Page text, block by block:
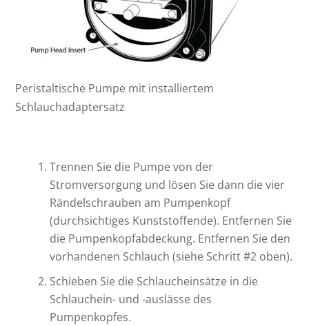
Peristaltische Pumpe mit installiertem
Schlauchadaptersatz
Trennen Sie die Pumpe von der
Stromversorgung und lösen Sie dann die vier
Rändelschrauben am Pumpenkopf
(durchsichtiges Kunststoffende). Entfernen Sie
die Pumpenkopfabdeckung. Entfernen Sie den
vorhandenen Schlauch (siehe Schritt #2 oben).
Schieben Sie die Schlaucheinsätze in die
Schlauchein- und -auslässe des
Pumpenkopfes.